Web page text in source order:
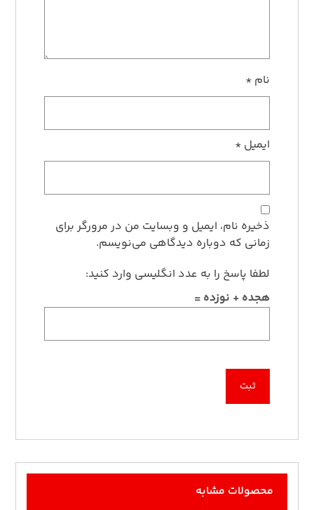
نام *
ایمیل *
ذخیره نام، ایمیل و وبسایت من در مرورگر برای
زمانی که دوباره دیدگاهی می‌نویسم.
لطفا پاسخ را به عدد انگلیسی وارد کنید:
هجده + نوزده =
محصولات مشابه